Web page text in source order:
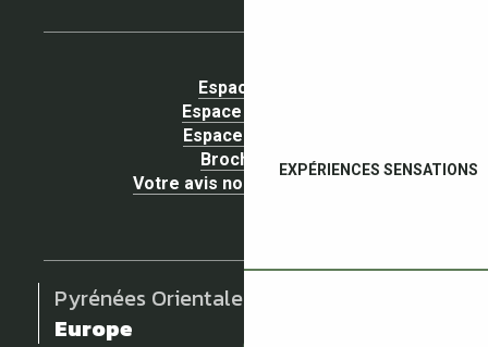
EXPÉRIENCES SENSATIONS
Espace pro
Espace Groupe
Espace presse
Brochures
Votre avis nous intéresse !
Pyrénées Orientales
Europe